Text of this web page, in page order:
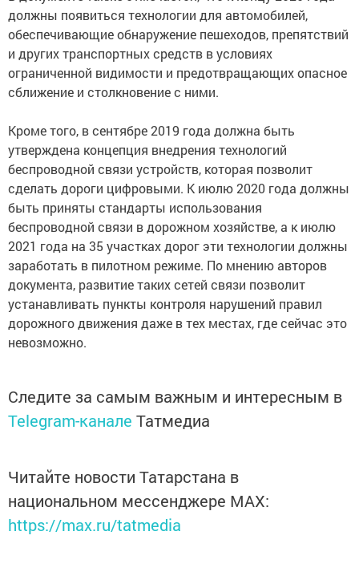
должны появиться технологии для автомобилей,
обеспечивающие обнаружение пешеходов, препятствий
и других транспортных средств в условиях
ограниченной видимости и предотвращающих опасное
сближение и столкновение с ними.
Кроме того, в сентябре 2019 года должна быть
утверждена концепция внедрения технологий
беспроводной связи устройств, которая позволит
сделать дороги цифровыми. К июлю 2020 года должны
быть приняты стандарты использования
беспроводной связи в дорожном хозяйстве, а к июлю
2021 года на 35 участках дорог эти технологии должны
заработать в пилотном режиме. По мнению авторов
документа, развитие таких сетей связи позволит
устанавливать пункты контроля нарушений правил
дорожного движения даже в тех местах, где сейчас это
невозможно.
Следите за самым важным и интересным в
Telegram-канале Татмедиа
Читайте новости Татарстана в
национальном мессенджере MАХ:
https://max.ru/tatmedia